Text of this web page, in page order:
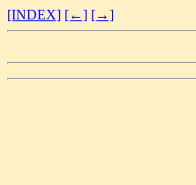
[INDEX] [←] [→]